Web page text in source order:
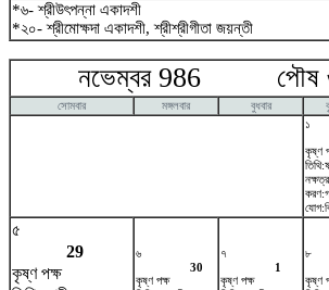
*৬- শ্রীউৎপন্না একাদশী
*২০- শ্রীমোক্ষদা একাদশী, শ্রীশ্রীগীতা জয়ন্তী
নভেম্বর 986
সোমবার মঙ্গলবার বুধবার
১
কৃষ্ণ
৫
29
কৃষ্ণ পক্ষ
৬
30
কৃষ্ণ পক্ষ
৭
1
কৃষ্ণ পক্ষ
৮
কৃষ্ণ